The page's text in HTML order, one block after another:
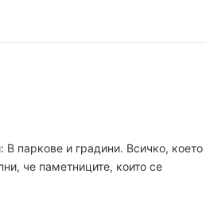
В паркове и градини. Всичко, което
че паметниците, които се